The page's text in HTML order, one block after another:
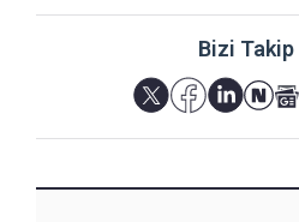
Bizi Takip